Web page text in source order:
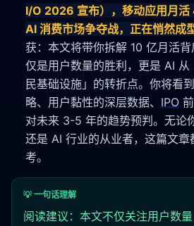
I/O 2026 宣布），移动应用月
AI 消费市场争夺战，正在悄然成
获：本文将带你拆解 10 亿月活
仅是用户数量的胜利，更是 AI
民基础设施」的转折点。你将看
略、用户黏性的深层数据、 IPO
对未来 3-5 年的趋势预判。无论
还是 AI 行业的从业者，这篇文
考。
💡 一句话理解
阅读建议：本文不仅关注用户数